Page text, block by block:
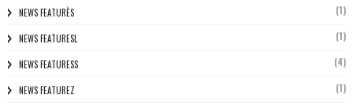
NEWS FEATURÈS (1)
NEWS FEATURESL (1)
NEWS FEATURESS (4)
NEWS FEATUREZ (1)